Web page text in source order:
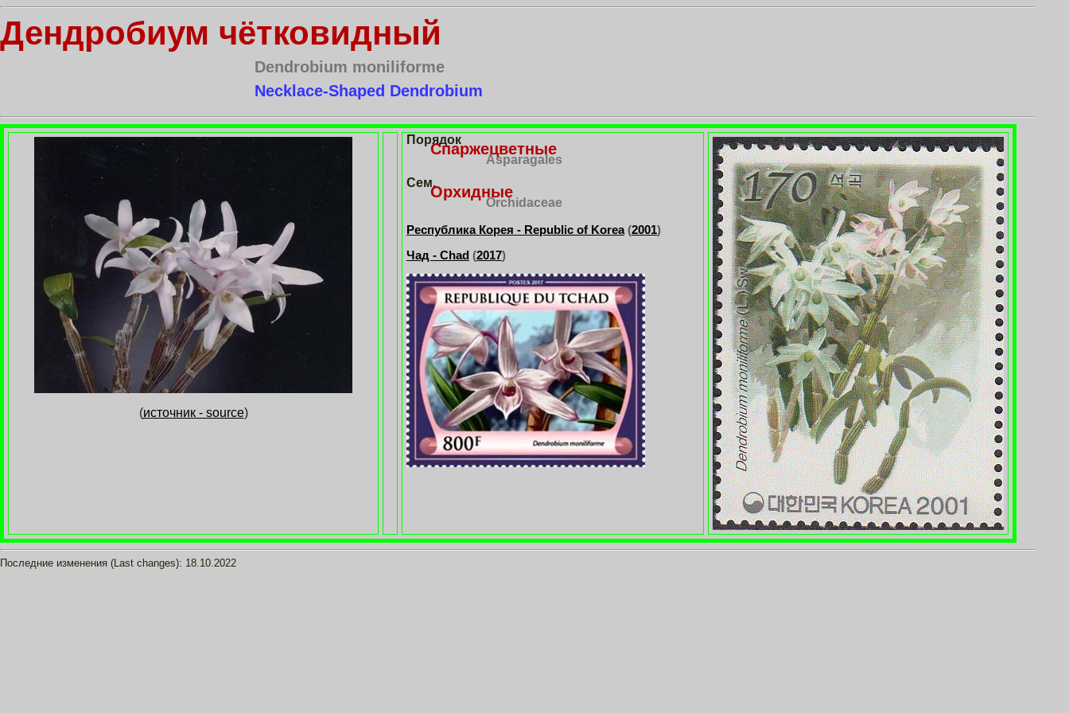
Дендробиум чётковидный
Dendrobium moniliforme
Necklace-Shaped Dendrobium
(источник - source)
Порядок
Спаржецветные
Asparagales
Сем.
Орхидные
Orchidaceae
Республика Корея - Republic of Korea(2001)
Чад - Chad (2017)
Последние изменения (Last changes): 18.10.2022